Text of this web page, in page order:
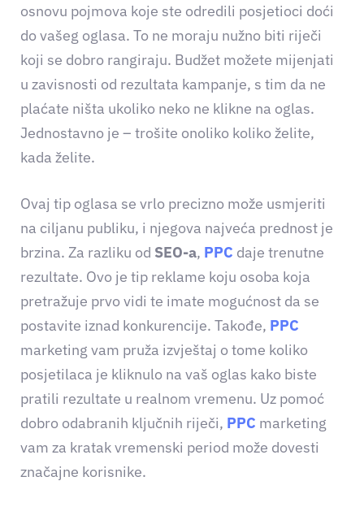
osnovu pojmova koje ste odredili posjetioci doći
do vašeg oglasa. To ne moraju nužno biti riječi
koji se dobro rangiraju. Budžet možete mijenjati
u zavisnosti od rezultata kampanje, s tim da ne
plaćate ništa ukoliko neko ne klikne na oglas.
Jednostavno je – trošite onoliko koliko želite,
kada želite.
Ovaj tip oglasa se vrlo precizno može usmjeriti
na ciljanu publiku, i njegova najveća prednost je
brzina. Za razliku od SEO-a, PPC daje trenutne
rezultate. Ovo je tip reklame koju osoba koja
pretražuje prvo vidi te imate mogućnost da se
postavite iznad konkurencije. Takođe, PPC
marketing vam pruža izvještaj o tome koliko
posjetilaca je kliknulo na vaš oglas kako biste
pratili rezultate u realnom vremenu. Uz pomoć
dobro odabranih ključnih riječi, PPC marketing
vam za kratak vremenski period može dovesti
značajne korisnike.